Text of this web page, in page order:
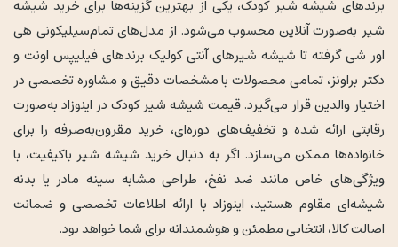
برندهای شیشه شیر کودک، یکی از بهترین گزینه‌ها برای خرید شیشه
شیر به‌صورت آنلاین محسوب می‌شود. از مدل‌های تمام‌سیلیکونی هی
اور شی گرفته تا شیشه شیرهای آنتی کولیک برندهای فیلیپس اونت و
دکتر براونز، تمامی محصولات با مشخصات دقیق و مشاوره تخصصی در
اختیار والدین قرار می‌گیرد. قیمت شیشه شیر کودک در اینوزاد به‌صورت
رقابتی ارائه شده و تخفیف‌های دوره‌ای، خرید مقرون‌به‌صرفه را برای
خانواده‌ها ممکن می‌سازد. اگر به دنبال خرید شیشه شیر باکیفیت، با
ویژگی‌های خاص مانند ضد نفخ، طراحی مشابه سینه مادر یا بدنه
شیشه‌ای مقاوم هستید، اینوزاد با ارائه اطلاعات تخصصی و ضمانت
اصالت کالا، انتخابی مطمئن و هوشمندانه برای شما خواهد بود.